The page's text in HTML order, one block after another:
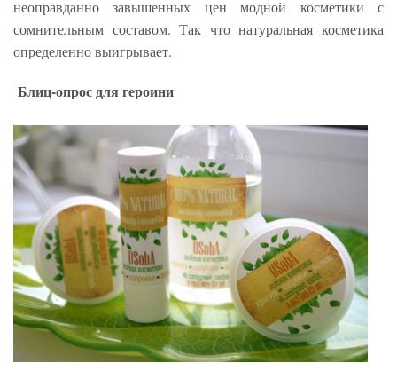
неоправданно завышенных цен модной косметики с
сомнительным составом. Так что натуральная косметика
определенно выигрывает.
Блиц-опрос для героини